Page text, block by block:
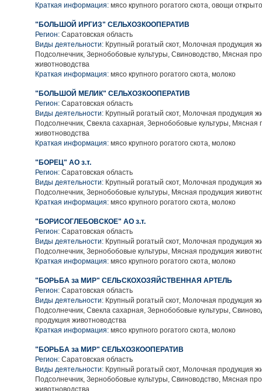
Краткая информация: мясо крупного рогатого скота, овощи
"БОЛЬШОЙ ИРГИЗ" СЕЛЬХОЗКООПЕРАТИВ
Регион: Саратовская область
Виды деятельности: Крупный рогатый скот, Молочная продукция
Подсолнечник, Зернобобовые культуры, Свиноводство, Мясная
животноводства
Краткая информация: мясо крупного рогатого скота, молоко
"БОЛЬШОЙ МЕЛИК" СЕЛЬХОЗКООПЕРАТИВ
Регион: Саратовская область
Виды деятельности: Крупный рогатый скот, Молочная продукция
Подсолнечник, Свекла сахарная, Зернобобовые культуры, Мясная
животноводства
Краткая информация: мясо крупного рогатого скота, молоко
"БОРЕЦ" АО з.т.
Регион: Саратовская область
Виды деятельности: Крупный рогатый скот, Молочная продукция
Подсолнечник, Зернобобовые культуры, Мясная продукция
Краткая информация: мясо крупного рогатого скота, молоко
"БОРИСОГЛЕБОВСКОЕ" АО з.т.
Регион: Саратовская область
Виды деятельности: Крупный рогатый скот, Молочная продукция
Подсолнечник, Зернобобовые культуры, Мясная продукция
Краткая информация: мясо крупного рогатого скота, молоко
"БОРЬБА за МИР" СЕЛЬСКОХОЗЯЙСТВЕННАЯ АРТЕЛЬ
Регион: Саратовская область
Виды деятельности: Крупный рогатый скот, Молочная продукция
Подсолнечник, Свекла сахарная, Зернобобовые культуры,
продукция животноводства
Краткая информация: мясо крупного рогатого скота, молоко
"БОРЬБА за МИР" СЕЛЬХОЗКООПЕРАТИВ
Регион: Саратовская область
Виды деятельности: Крупный рогатый скот, Молочная продукция
Подсолнечник, Зернобобовые культуры, Свиноводство, Мясная
животноводства